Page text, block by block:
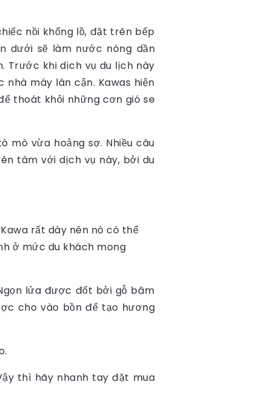
nồi khổng lồ, đặt trên bếp
dưới sẽ làm nước nóng dần
Trước khi dịch vụ du lịch này
máy lân cận. Kawas hiện
thoát khỏi những cơn gió se
mò vừa hoảng sợ. Nhiều câu
tâm với dịch vụ này, bởi du
rất dày nên nó có thể
ở mức du khách mong
lửa được đốt bởi gỗ băm
cho vào bồn để tạo hương
thì hãy nhanh tay đặt mua